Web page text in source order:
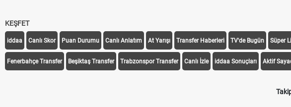
KEŞFET
iddaa Canlı Skor Puan Durumu Canlı Anlatım At Yarışı Transfer Haberleri TV'de Bugün Süper
Fenerbahçe Transfer Beşiktaş Transfer Trabzonspor Transfer Canlı İzle iddaa Sonuçları Aktif